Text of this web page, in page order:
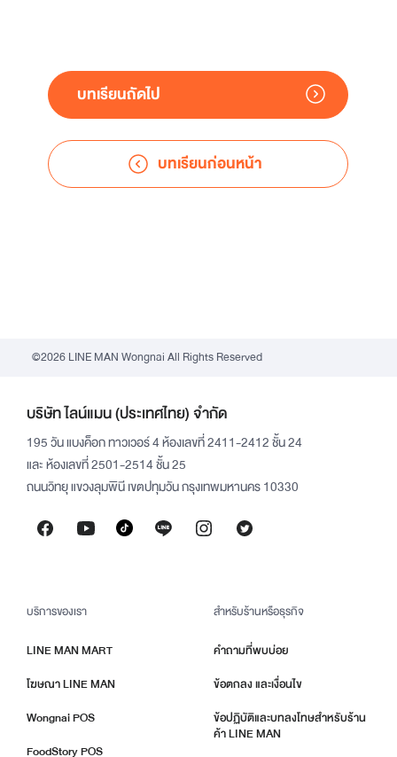
บทเรียนก่อนหน้า
บทเรียนถัดไป
©2026 LINE MAN Wongnai All Rights Reserved
บริษัท ไลน์แมน (ประเทศไทย) จำกัด
195 วัน แบงค็อก ทาวเวอร์ 4 ห้องเลขที่ 2411-2412 ชั้น 24
และ ห้องเลขที่ 2501-2514 ชั้น 25
ถนนวิทยุ แขวงลุมพินี เขตปทุมวัน กรุงเทพมหานคร 10330
บริการของเรา
LINE MAN MART
โฆษณา LINE MAN
Wongnai POS
FoodStory POS
สำหรับร้านหรือธุรกิจ
คำถามที่พบบ่อย
ข้อตกลง และเงื่อนไข
ข้อปฏิบัติและบทลงโทษสำหรับร้าน
ค้า LINE MAN